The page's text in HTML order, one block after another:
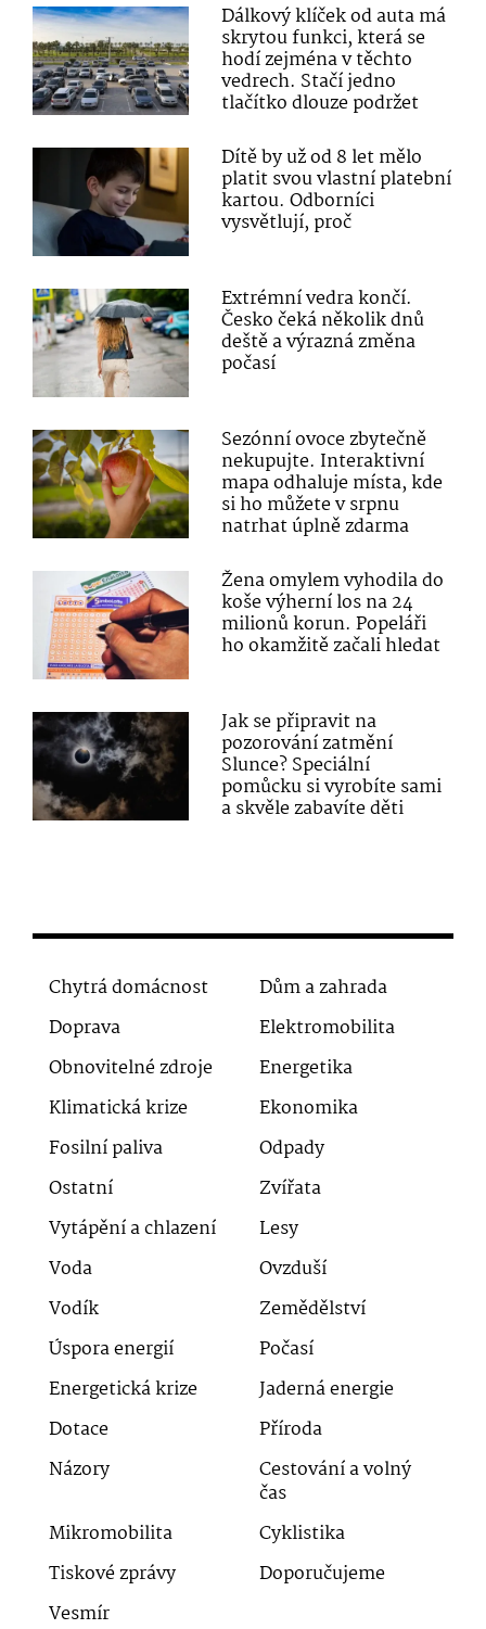
Dálkový klíček od auta má
skrytou funkci, která se
hodí zejména v těchto
vedrech. Stačí jedno
tlačítko dlouze podržet
Dítě by už od 8 let mělo
platit svou vlastní platební
kartou. Odborníci
vysvětlují, proč
Extrémní vedra končí.
Česko čeká několik dnů
deště a výrazná změna
počasí
Sezónní ovoce zbytečně
nekupujte. Interaktivní
mapa odhaluje místa, kde
si ho můžete v srpnu
natrhat úplně zdarma
Žena omylem vyhodila do
koše výherní los na 24
milionů korun. Popeláři
ho okamžitě začali hledat
Jak se připravit na
pozorování zatmění
Slunce? Speciální
pomůcku si vyrobíte sami
a skvěle zabavíte děti
Chytrá domácnost
Dům a zahrada
Doprava
Elektromobilita
Obnovitelné zdroje
Energetika
Klimatická krize
Ekonomika
Fosilní paliva
Odpady
Ostatní
Zvířata
Vytápění a chlazení
Lesy
Voda
Ovzduší
Vodík
Zemědělství
Úspora energií
Počasí
Energetická krize
Jaderná energie
Dotace
Příroda
Názory
Cestování a volný
čas
Mikromobilita
Cyklistika
Tiskové zprávy
Doporučujeme
Vesmír